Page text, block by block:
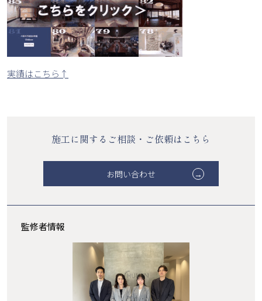
実績はこちら↑
施工に関するご相談・ご依頼はこちら
お問い合わせ
監修者情報